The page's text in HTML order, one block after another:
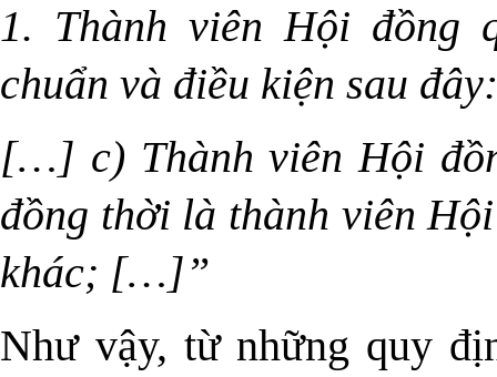
1. Thành viên Hội đồng
chuẩn và điều kiện sau đây:
[…] c) Thành viên Hội
đồng thời là thành viên
khác; […]”
Như vậy, từ những quy